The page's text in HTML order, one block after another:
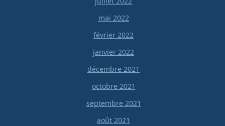
mai 2022
février 2022
janvier 2022
décembre 2021
octobre 2021
septembre 2021
août 2021